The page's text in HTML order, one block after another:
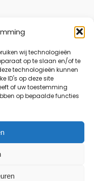
wij technologieën
op te slaan en/of te
technologieën kunnen
ID's op deze site
of uw toestemming
op bepaalde functies
- Onderdeel